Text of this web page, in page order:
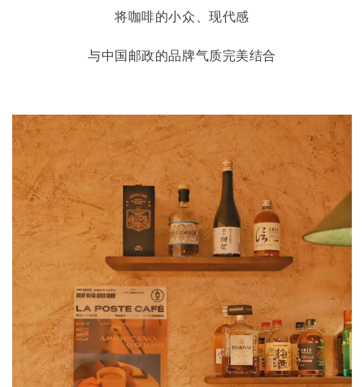
将咖啡的小众、现代感
与中国邮政的品牌气质完美结合